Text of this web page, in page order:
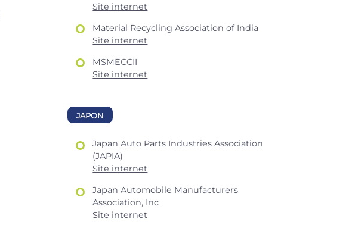
Site internet
Material Recycling Association of India
Site internet
MSMECCII
Site internet
JAPON
Japan Auto Parts Industries Association
(JAPIA)
Site internet
Japan Automobile Manufacturers
Association, Inc
Site internet